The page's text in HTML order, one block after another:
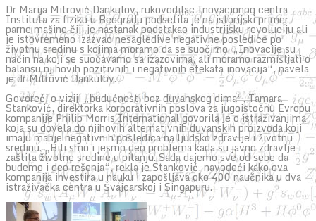
Dr Marija Mitrović Dankulov, rukovodilac Inovacionog centra
Instituta za fiziku u Beogradu podsetila je na istorijski primer
parne mašine čiji je nastanak podstakao industrijsku revoluciju ali
je istovremeno izazvao nesagledive negativne posledice po
životnu sredinu s kojima moramo da se suočimo. „Inovacije su
način na koji se suočavamo sa izazovima, ali moramo razmišljati o
balansu njihovih pozitivnih i negativnih efekata inovacija“, navela
je dr Mitrović Dankulov.
Govoreći o viziji „budućnosti bez duvanskog dima“, Tamara
Stanković, direktorka korporativnih poslova za jugoistočnu Evropu
kompanije Philip Morris International govorila je o istraživanjima
koja su dovela do njihovih alternativnih duvanskih proizvoda koji
imaju manje negativnih posledica na ljudsko zdravlje i životnu
sredinu. „Bili smo i jesmo deo problema kada su javno zdravlje i
zaštita životne sredine u pitanju. Sada dajemo sve od sebe da
budemo i deo rešenja“, rekla je Stanković, navodeći kako ova
kompanija investira u nauku i zapošljava oko 400 naučnika u dva
istraživačka centra u Švajcarskoj i Singapuru.